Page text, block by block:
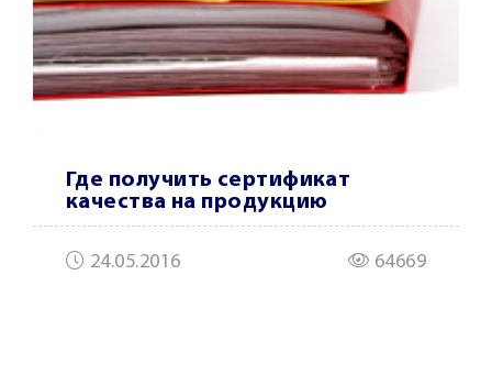
Где получить сертификат
качества на продукцию
24.05.2016 64669